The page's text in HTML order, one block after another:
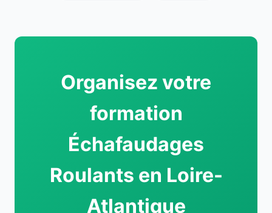
Organisez votre
formation
Échafaudages
Roulants en Loire-
Atlantique